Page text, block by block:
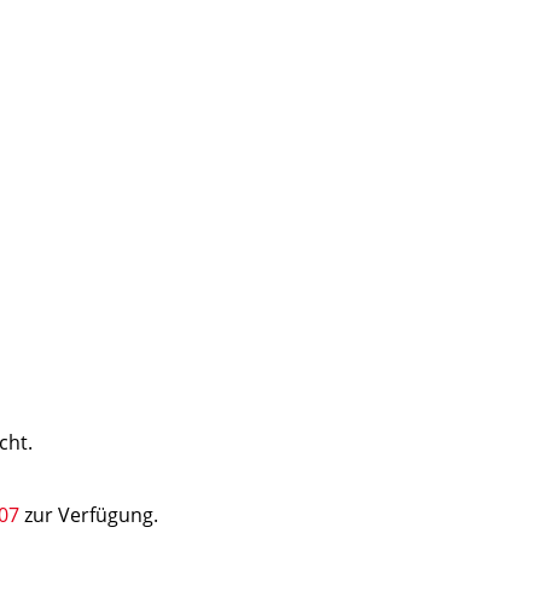
zur Verfügung.